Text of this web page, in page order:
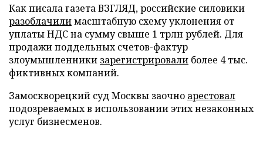
Как писала газета ВЗГЛЯД, российские силовики
разоблачилимасштабную схему уклонения от
уплаты НДС на сумму свыше 1 трлн рублей. Для
продажи поддельных счетов-фактур
злоумышленники зарегистрировали более 4 тыс.
фиктивных компаний.
Замоскворецкий суд Москвы заочно арестовал
подозреваемых в использовании этих незаконных
услуг бизнесменов.